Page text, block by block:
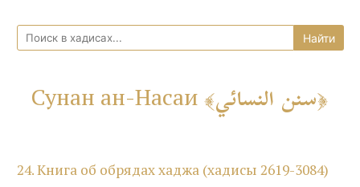
Сунан ан-Насаи سنن النسائي
24. Книга об обрядах хаджа (хадисы 2619-3084)